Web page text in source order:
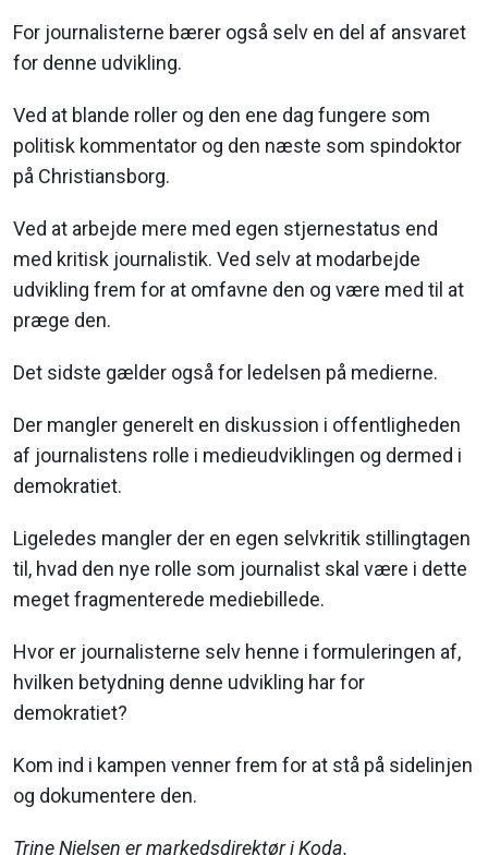
For journalisterne bærer også selv en del af ansvaret
for denne udvikling.
Ved at blande roller og den ene dag fungere som
politisk kommentator og den næste som spindoktor
på Christiansborg.
Ved at arbejde mere med egen stjernestatus end
med kritisk journalistik. Ved selv at modarbejde
udvikling frem for at omfavne den og være med til at
præge den.
Det sidste gælder også for ledelsen på medierne.
Der mangler generelt en diskussion i offentligheden
af journalistens rolle i medieudviklingen og dermed i
demokratiet.
Ligeledes mangler der en egen selvkritik stillingtagen
til, hvad den nye rolle som journalist skal være i dette
meget fragmenterede mediebillede.
Hvor er journalisterne selv henne i formuleringen af,
hvilken betydning denne udvikling har for
demokratiet?
Kom ind i kampen venner frem for at stå på sidelinjen
og dokumentere den.
Trine Nielsen er markedsdirektør i Koda.